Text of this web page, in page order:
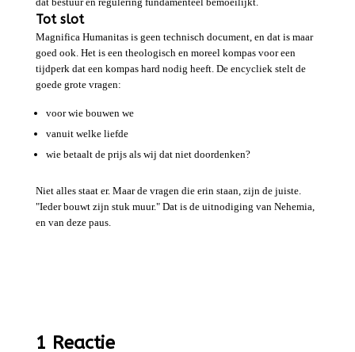
Tot slot
Magnifica Humanitas is geen technisch document, en dat is maar
goed ook. Het is een theologisch en moreel kompas voor een
tijdperk dat een kompas hard nodig heeft. De encycliek stelt de
goede grote vragen:
voor wie bouwen we
vanuit welke liefde
wie betaalt de prijs als wij dat niet doordenken?
Niet alles staat er. Maar de vragen die erin staan, zijn de juiste.
"Ieder bouwt zijn stuk muur." Dat is de uitnodiging van Nehemia,
en van deze paus.
1 Reactie